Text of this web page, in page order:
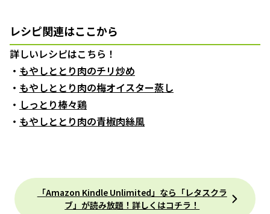
レシピ関連はここから
詳しいレシピはこちら！
・ もやしととり肉のチリ炒め
・ もやしととり肉の梅オイスター蒸し
・ しっとり棒々鶏
・ もやしととり肉の青椒肉絲風
「Amazon Kindle Unlimited」なら「レタスクラ
ブ」が読み放題！詳しくはコチラ！